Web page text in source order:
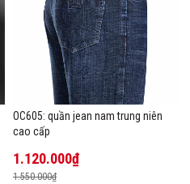
OC605: quần jean nam trung niên
cao cấp
1.120.000₫
1.550.000₫